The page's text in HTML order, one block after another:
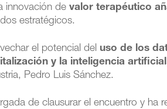
innovación devalor terapéutico
estratégicos.
el potencial del uso de los
y la inteligencia
Pedro Luis Sánchez.
de clausurar el encuentro y ha